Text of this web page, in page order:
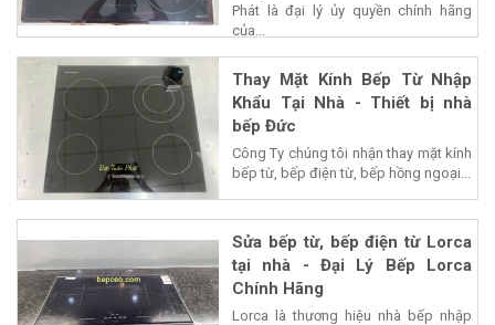
Phát là đại lý ủy quyền chính hãng
của...
Thay Mặt Kính Bếp Từ Nhập
Khẩu Tại Nhà - Thiết bị nhà
bếp Đức
Công Ty chúng tôi nhận thay mặt kính
bếp từ, bếp điện từ, bếp hồng ngoại...
Sửa bếp từ, bếp điện từ Lorca
tại nhà - Đại Lý Bếp Lorca
Chính Hãng
Lorca là thương hiệu nhà bếp nhập